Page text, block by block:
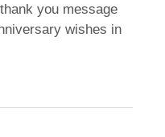
thank you message
wishes in